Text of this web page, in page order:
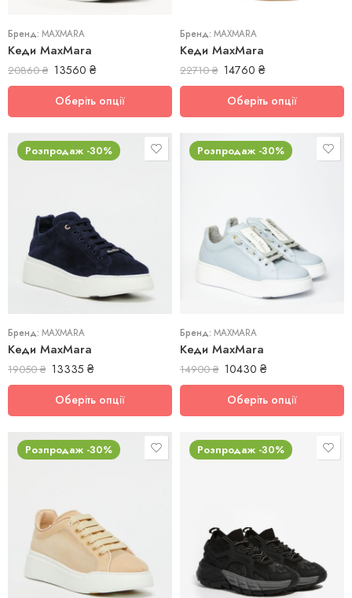
Бренд: MAXMARA
Кеди MaxMara
20860₴ 13560 ₴
Оберіть опції
Бренд: MAXMARA
Кеди MaxMara
22710₴ 14760 ₴
Оберіть опції
Розпродаж -30%
Бренд: MAXMARA
Кеди MaxMara
19050₴ 13335 ₴
40
Оберіть опції
Розпродаж -30%
Бренд: MAXMARA
Кеди MaxMara
14900₴ 10430 ₴
37
Оберіть опції
Розпродаж -30%
38
Розпродаж -30%
39